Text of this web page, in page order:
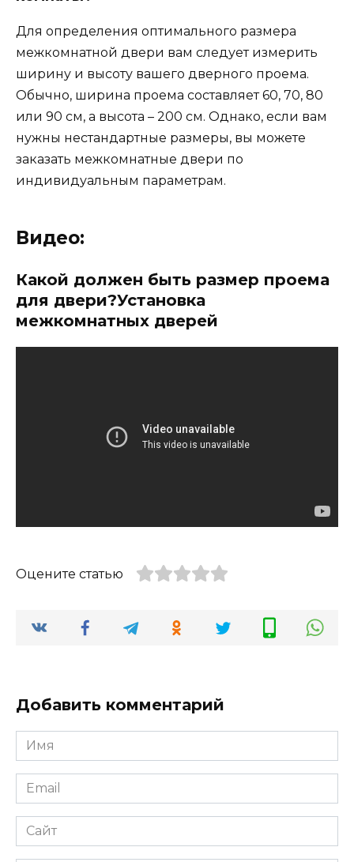
Для определения оптимального размера
межкомнатной двери вам следует измерить
ширину и высоту вашего дверного проема.
Обычно, ширина проема составляет 60, 70, 80
или 90 см, а высота – 200 см. Однако, если вам
нужны нестандартные размеры, вы можете
заказать межкомнатные двери по
индивидуальным параметрам.
Видео:
Какой должен быть размер проема
для двери?Установка
межкомнатных дверей
Оцените статью
Добавить комментарий
Имя
*
Email
*
Сайт